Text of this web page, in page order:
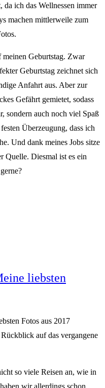
ich das Wellnessen immer
machen mittlerweile zum
Geburtstag. Zwar
Geburtstag zeichnet sich
Anfahrt aus. Aber zur
Gefährt gemietet, sodass
sondern auch noch viel Spaß
Überzeugung, dass ich
Und dank meines Jobs sitze
Quelle. Diesmal ist es ein
liebsten
Fotos aus 2017
auf das vergangene
so viele Reisen an, wie in
wir allerdings schon